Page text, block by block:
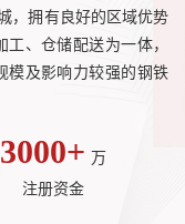
，拥有良好的区域优势
、仓储配送为一体，
模及影响力较强的钢铁
3000+ 万
注册资金